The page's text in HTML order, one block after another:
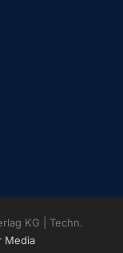
KG | Techn.
Media